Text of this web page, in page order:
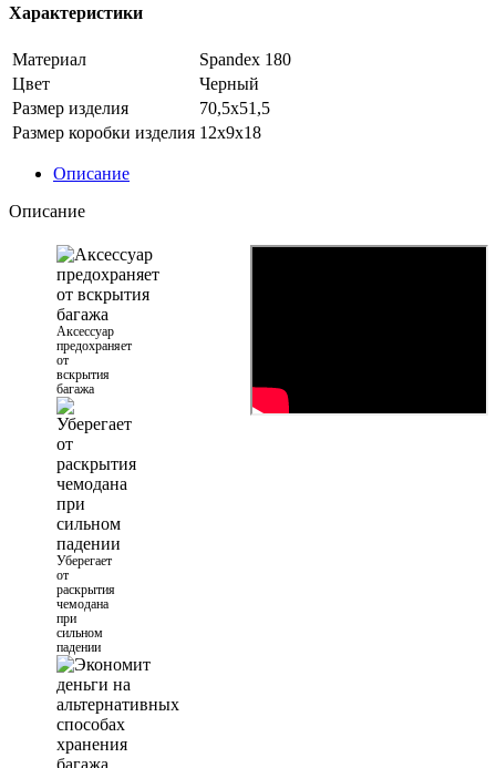
Характеристики
Материал
Spandex 180
Цвет
Черный
Размер изделия
70,5х51,5
Размер коробки изделия 12х9х18
Описание
Описание
Аксессуар
предохраняет
от
вскрытия
багажа
Уберегает
от
раскрытия
чемодана
при
сильном
падении